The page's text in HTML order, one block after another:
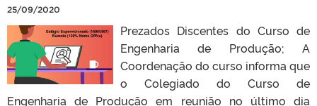
25/09/2020
Prezados Discentes do Curso de
Engenharia de Produção; A
Coordenação do curso informa que
o Colegiado do Curso de
Engenharia de Produção em reunião no último dia